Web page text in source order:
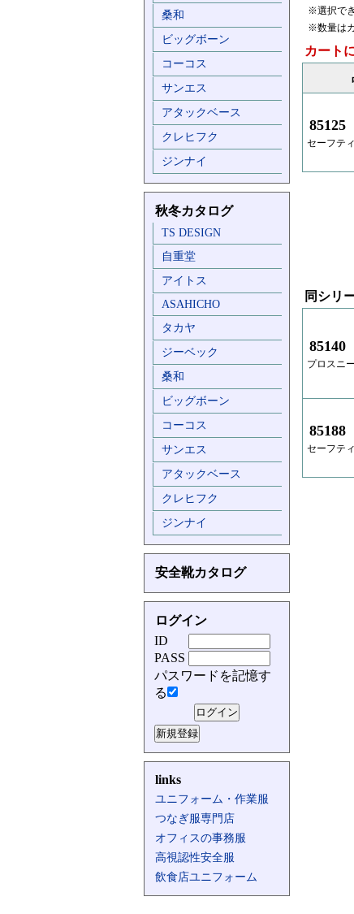
桑和
ビッグボーン
コーコス
サンエス
アタックベース
クレヒフク
ジンナイ
秋冬カタログ
TS DESIGN
自重堂
アイトス
ASAHICHO
タカヤ
ジーベック
桑和
ビッグボーン
コーコス
サンエス
アタックベース
クレヒフク
ジンナイ
安全靴カタログ
ログイン
ID
PASS
パスワードを記憶す
る
links
ユニフォーム・作業服
つなぎ服専門店
オフィスの事務服
高視認性安全服
飲食店ユニフォーム
※選択で
※数量は
カート
85125
セーフテ
同シリ
85140
プロスニ
85188
セーフテ